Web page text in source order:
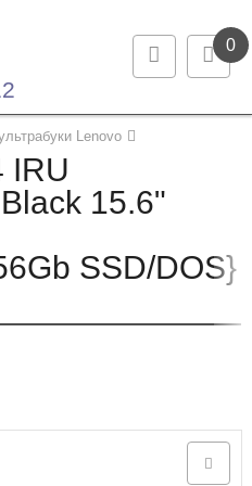
0
Lenovo
IRU
15.6"
SSD/DOS}